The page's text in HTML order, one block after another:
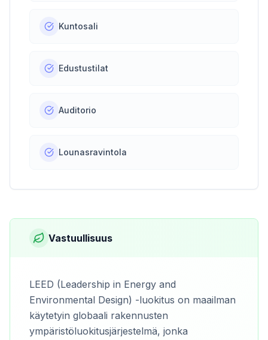
Kuntosali
Edustustilat
Auditorio
Lounasravintola
Vastuullisuus
LEED (Leadership in Energy and
Environmental Design) -luokitus on maailman
käytetyin globaali rakennusten
ympäristöluokitusjärjestelmä, jonka